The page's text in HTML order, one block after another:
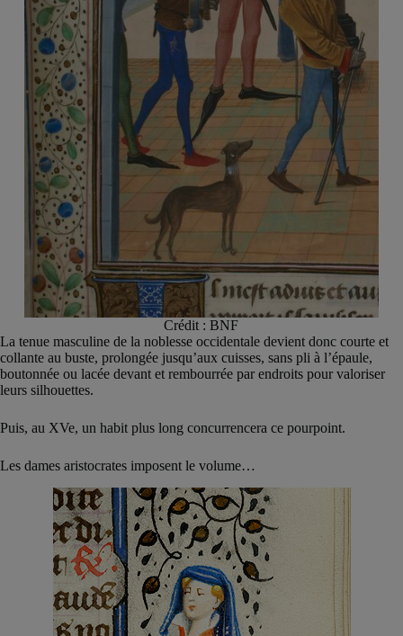
Crédit : BNF
La tenue masculine de la noblesse occidentale devient donc courte et
collante au buste, prolongée jusqu’aux cuisses, sans pli à l’épaule,
boutonnée ou lacée devant et rembourrée par endroits pour valoriser
leurs silhouettes.
Puis, au XVe, un habit plus long concurrencera ce pourpoint.
Les dames aristocrates imposent le volume…